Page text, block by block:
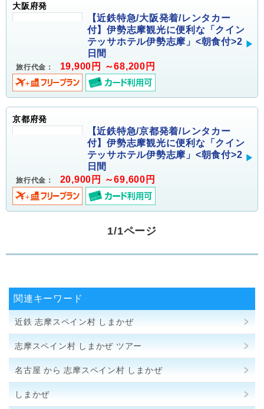
大阪府発
【近鉄特急/大阪発着/レンタカー
付】伊勢志摩観光に便利な「クイン
テッサホテル伊勢志摩」<朝食付>2
日間
旅行代金： 19,900円 ～68,200円
京都府発
【近鉄特急/京都発着/レンタカー
付】伊勢志摩観光に便利な「クイン
テッサホテル伊勢志摩」<朝食付>2
日間
旅行代金： 20,900円 ～69,600円
1/1ページ
関連キーワード
近鉄 志摩スペイン村 しまかぜ
志摩スペイン村 しまかぜ ツアー
名古屋 から 志摩スペイン村 しまかぜ
しまかぜ